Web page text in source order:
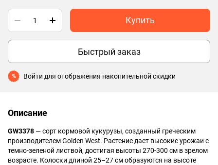
Купить
Быстрый заказ
% Войти для отображения накопительной скидки
Описание
GW3378 — сорт кормовой кукурузы, созданный греческим
производителем Golden West. Растение дает высокие урожаи с
темно-зеленой листвой, достигая высоты 270-300 см в зрелом
возрасте. Колоски длиной 25–27 см образуются на высоте